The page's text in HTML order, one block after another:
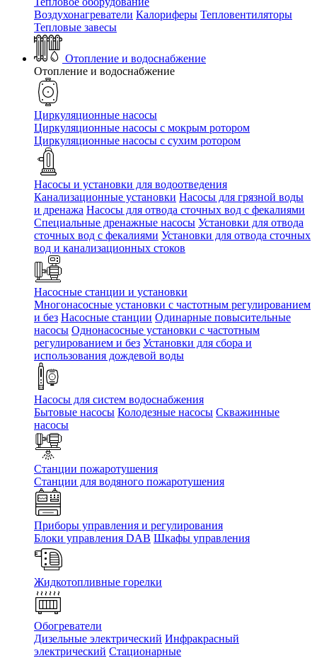
Воздухонагреватели Калориферы Тепловентиляторы
Тепловые завесы
Отопление и водоснабжение
Отопление и водоснабжение
Циркуляционные насосы
Циркуляционные насосы с мокрым ротором
Циркуляционные насосы с сухим ротором
Насосы и установки для водоотведения
Канализационные установки Насосы для грязной воды
и дренажа Насосы для отвода сточных вод c фекалиями
Специальные дренажные насосы Установки для отвода
сточных вод c фекалиями Установки для отвода сточных
вод и канализационных стоков
Насосные станции и установки
Многонасосные установки с частотным регулированием
и без Насосные станции Одинарные повысительные
насосы Однонасосные установки с частотным
регулированием и без Установки для сбора и
использования дождевой воды
Насосы для систем водоснабжения
Бытовые насосы Колодезные насосы Скважинные
насосы
Станции пожаротушения
Станции для водяного пожаротушения
Приборы управления и регулирования
Блоки управления DAB Шкафы управления
Жидкотопливные горелки
Обогреватели
Дизельные электрический Инфракрасный
электрический Стационарные